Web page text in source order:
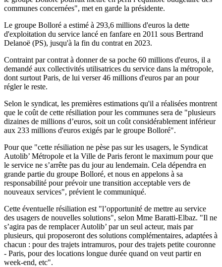
communes concernées", met en garde la présidente.
Le groupe Bolloré a estimé à 293,6 millions d'euros la dette
d'exploitation du service lancé en fanfare en 2011 sous Bertrand
Delanoë (PS), jusqu'à la fin du contrat en 2023.
Contraint par contrat à donner de sa poche 60 millions d'euros, il a
demandé aux collectivités utilisatrices du service dans la métropole,
dont surtout Paris, de lui verser 46 millions d'euros par an pour
régler le reste.
Selon le syndicat, les premières estimations qu'il a réalisées montrent
que le coût de cette résiliation pour les communes sera de "plusieurs
dizaines de millions d’euros, soit un coût considérablement inférieur
aux 233 millions d'euros exigés par le groupe Bolloré".
Pour que "cette résiliation ne pèse pas sur les usagers, le Syndicat
Autolib’ Métropole et la Ville de Paris feront le maximum pour que
le service ne s’arrête pas du jour au lendemain. Cela dépendra en
grande partie du groupe Bolloré, et nous en appelons à sa
responsabilité pour prévoir une transition acceptable vers de
nouveaux services", prévient le communiqué.
Cette éventuelle résiliation est "l’opportunité de mettre au service
des usagers de nouvelles solutions", selon Mme Baratti-Elbaz. "Il ne
s’agira pas de remplacer Autolib’ par un seul acteur, mais par
plusieurs, qui proposeront des solutions complémentaires, adaptées à
chacun : pour des trajets intramuros, pour des trajets petite couronne
- Paris, pour des locations longue durée quand on veut partir en
week-end, etc".